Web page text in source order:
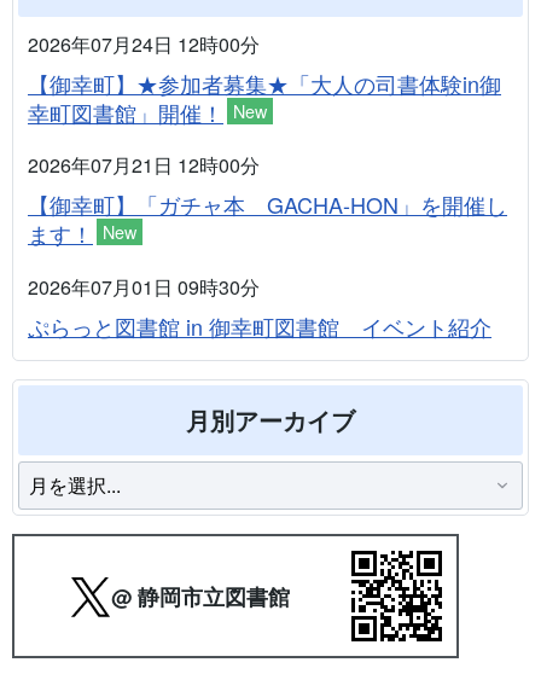
2026年07月24日 12時00分
【御幸町】★参加者募集★「大人の司書体験in御
幸町図書館」開催！
New
2026年07月21日 12時00分
【御幸町】「ガチャ本 GACHA-HON」を開催し
ます！
New
2026年07月01日 09時30分
ぷらっと図書館 in 御幸町図書館 イベント紹介
月別アーカイブ
@ 静岡市立図書館